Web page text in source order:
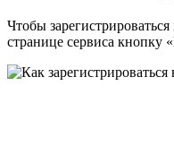
Чтобы
странице сервиса кнопку